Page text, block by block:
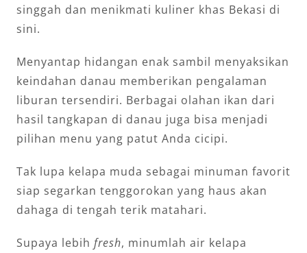
singgah dan menikmati kuliner khas Bekasi di
sini.
Menyantap hidangan enak sambil menyaksikan
keindahan danau memberikan pengalaman
liburan tersendiri. Berbagai olahan ikan dari
hasil tangkapan di danau juga bisa menjadi
pilihan menu yang patut Anda cicipi.
Tak lupa kelapa muda sebagai minuman favorit
siap segarkan tenggorokan yang haus akan
dahaga di tengah terik matahari.
Supaya lebih fresh, minumlah air kelapa